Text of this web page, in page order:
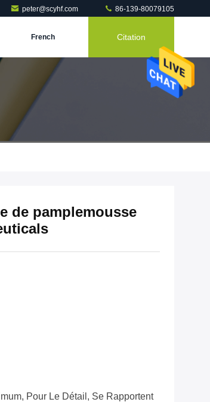
peter@scyhf.com 86-139-80079105
French Citation
de pamplemousse
Pour Le Détail, Se Rapportent